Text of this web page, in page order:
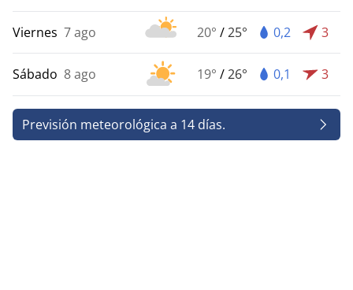
Viernes 7 ago 20° /25° 0,2 3
Sábado 8 ago 19° /26° 0,1 3
Previsión meteorológica a 14 días.